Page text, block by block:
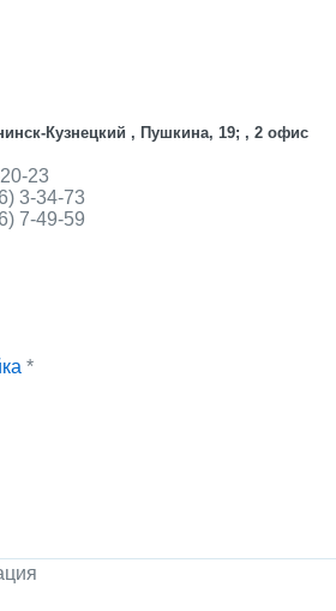
Кузнецкий , Пушкина, 19; , 2 офис
23
3-34-73
7-49-59
*